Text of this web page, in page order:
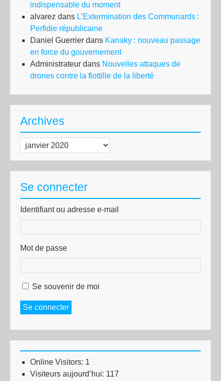
indispensable du moment
alvarez dans L’Extermination des Communards :
Perfidie républicaine
Daniel Guerrier dans Kanaky : nouveau passage
en force du gouvernement
Administrateur dans Nouvelles attaques de
drones contre la flottille de la liberté
Archives
Archives
Se connecter
Identifiant ou adresse e-mail
Mot de passe
Se souvenir de moi
Se connecter
Online Visitors: 1
Visiteurs aujourd’hui: 117